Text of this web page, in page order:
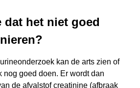
dat het niet goed
kan de arts zien of
nog goed doen. Er wordt dan
de afvalstof creatinine (afbraak